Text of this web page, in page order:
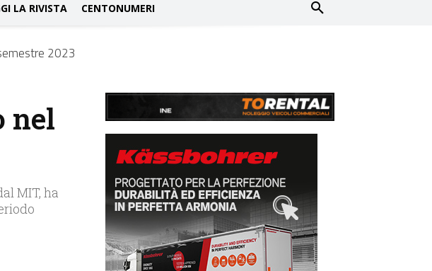
LA RIVISTA CENTONUMERI
2023
nel
MIT, ha